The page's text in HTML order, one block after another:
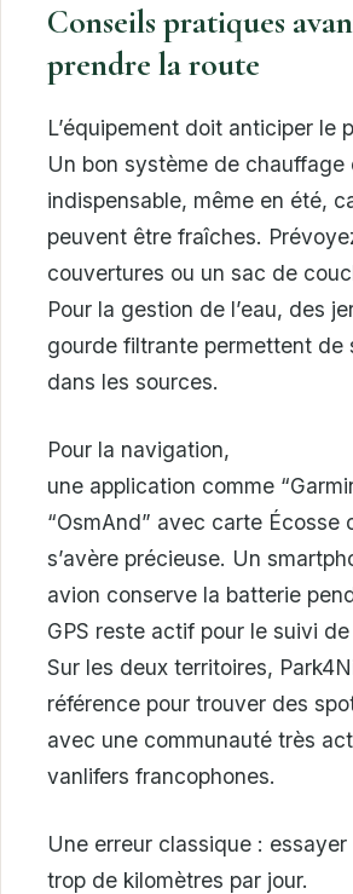
Conseils pratiques
prendre la route
L’équipement doit anticiper le
Un bon système de chauffage
indispensable, même en été,
peuvent être fraîches.
couvertures ou un sac de
Pour la gestion de l’eau, des
gourde filtrante permettent de
dans les sources.
Pour la navigation,
une application comme
“OsmAnd” avec carte Écosse
s’avère précieuse. Un
avion conserve la batterie
GPS reste actif pour le suivi
Sur les deux territoires,
référence pour trouver des
avec une communauté très
vanlifers francophones.
Une erreur classique :
trop de kilomètres par jour.